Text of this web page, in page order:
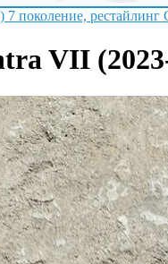
поколение, рестайлинг
VII